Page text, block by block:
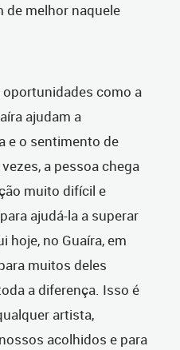
de melhor naquele
como a
ajudam a
e o sentimento de
a pessoa chega
muito difícil e
ajudá-la a superar
hoje, no Guaíra, em
muitos deles
a diferença. Isso é
artista,
acolhidos e para